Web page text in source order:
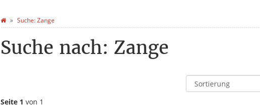
Suche: Zange
Suche nach: Zange
Seite 1 von 1